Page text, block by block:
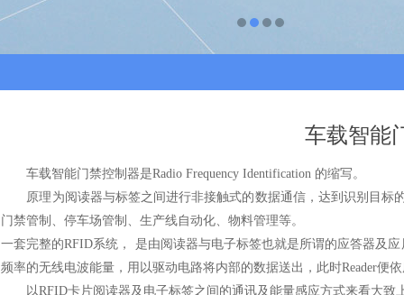
车载智能
车载智能门禁控制器是Radio Frequency Identification 的缩写。
原理为阅读器与标签之间进行非接触式的数据通信，达到识别目标
门禁管制、停车场管制、生产线自动化、物料管理等。
一套完整的RFID系统， 是由阅读器与电子标签也就是所谓的应答器及
频率的无线电波能量，用以驱动电路将内部的数据送出，此时Reader
以RFID卡片阅读器及电子标签之间的通讯及能量感应方式来看大致